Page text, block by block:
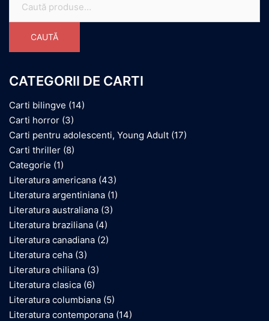
după:
CAUTĂ
CATEGORII DE CARTI
Carti bilingve (14)
Carti horror (3)
Carti pentru adolescenti, Young Adult (17)
Carti thriller (8)
Categorie (1)
Literatura americana (43)
Literatura argentiniana (1)
Literatura australiana (3)
Literatura braziliana (4)
Literatura canadiana (2)
Literatura ceha (3)
Literatura chiliana (3)
Literatura clasica (6)
Literatura columbiana (5)
Literatura contemporana (14)